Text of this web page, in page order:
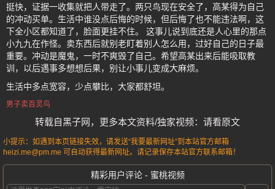
挺快，证据一收集就把人带走了。两只鸟现在安全了，高某得为自己
的冲动买单。生活中谁没点后悔的时候，但后悔了也不能违法啊，这
下全小区都知道了，脸面更挂不住。 这事儿说到底还是人心里的那点
小九九在作怪。卖东西后就别老盯着别人怎么用，过好自己的日子最
重要。冲动是魔鬼，一时不爽毁了自己。希望高某出来后能吸取教
训，以后遇事多想想后果，别让小事儿变成大麻烦。
生活中多点宽容，少点攀比，大家都舒坦。
男子卖百灵鸟
转载自黑子网，更多本文资料/独家视频：请看原文
小提示：如遇到本页链接失效，请发送“我要最新网址”到本站官方邮箱
heizi.me@pm.me 可自动获得最新网址。请记录保存本站官方联系邮箱！
精彩用户评论 - 蜜桃视频